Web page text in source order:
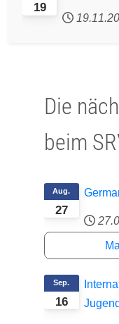
19
Die
beim
27
Aug.
16
Sep.